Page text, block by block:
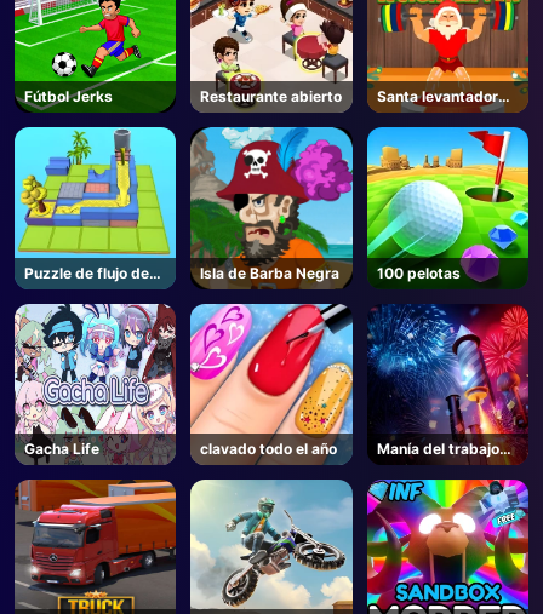
Fútbol Jerks Restaurante abierto
Santa levantador
de pesas
Puzzle de flujo de
agua
Isla de Barba Negra 100 pelotas
Gacha Life clavado todo el año
Manía del trabajo
del fuego